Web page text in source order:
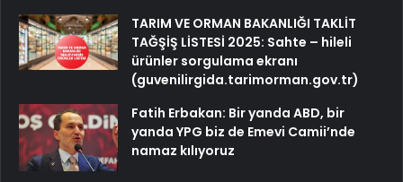
TARIM VE ORMAN BAKANLIĞI TAKLİT
TAĞŞİŞ LİSTESİ 2025: Sahte – hileli
ürünler sorgulama ekranı
(guvenilirgida.tarimorman.gov.tr)
Fatih Erbakan: Bir yanda ABD, bir
yanda YPG biz de Emevi Camii’nde
namaz kılıyoruz